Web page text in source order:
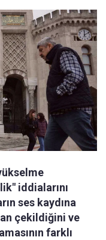
iddialarını
ses kaydına
çekildiğini ve
farklı